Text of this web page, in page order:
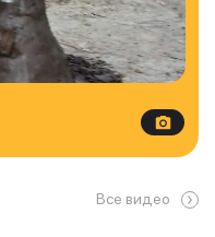
Все видео